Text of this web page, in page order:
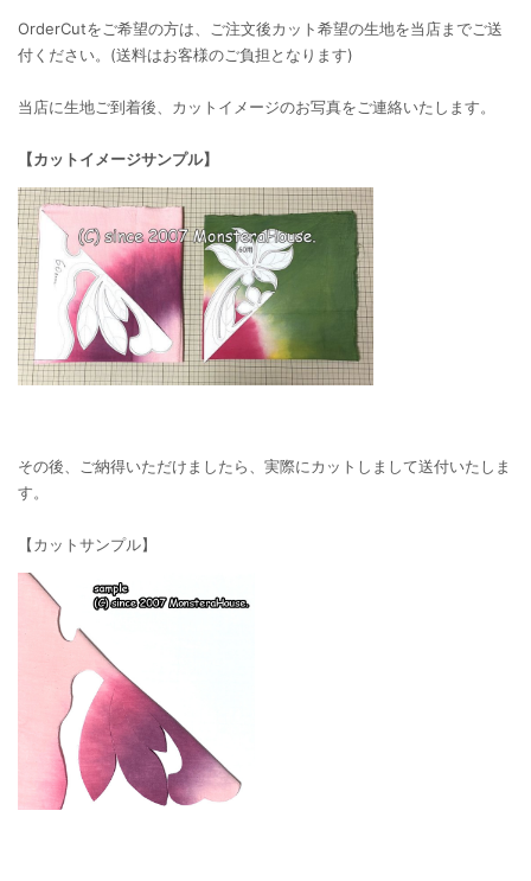
OrderCutをご希望の方は、ご注文後カット希望の生地を当店までご送
付ください。(送料はお客様のご負担となります)
当店に生地ご到着後、カットイメージのお写真をご連絡いたします。
【カットイメージサンプル】
その後、ご納得いただけましたら、実際にカットしまして送付いたしま
す。
【カットサンプル】